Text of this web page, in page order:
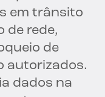
em trânsito
de rede,
de
autorizados.
dados na